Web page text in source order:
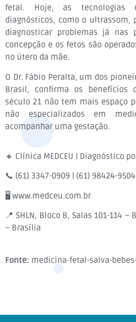
fetal. Hoje, as tecnologias
diagnósticos, como o ultrassom,
diagnosticar problemas já nas
concepção e os fetos são
no útero da mãe.
O Dr. Fábio Peralta, um dos
Brasil, confirma os benefícios
século 21 não tem mais espaço
não especializados em
acompanhar uma gestação.
🔸 Clínica MEDCEU | Diagnóstico
📞 (61) 3347-0909 | (61) 98424-9504⠀
🖥 www.medceu.com.br⠀
📍 SHLN, Bloco B, Salas 101-114
– Brasília
Fonte: medicina-fetal-salva-